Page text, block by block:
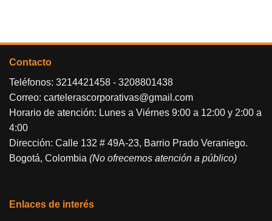
Contacto
Teléfonos: 3214421458 - 3208801438
Correo: cartelerascorporativas@gmail.com
Horario de atención: Lunes a Viérnes 9:00 a 12:00 y 2:00 a
4:00
Dirección: Calle 132 # 49A-23, Barrio Prado Veraniego.
Bogotá, Colombia (No ofrecemos atención a público)
Enlaces de interés